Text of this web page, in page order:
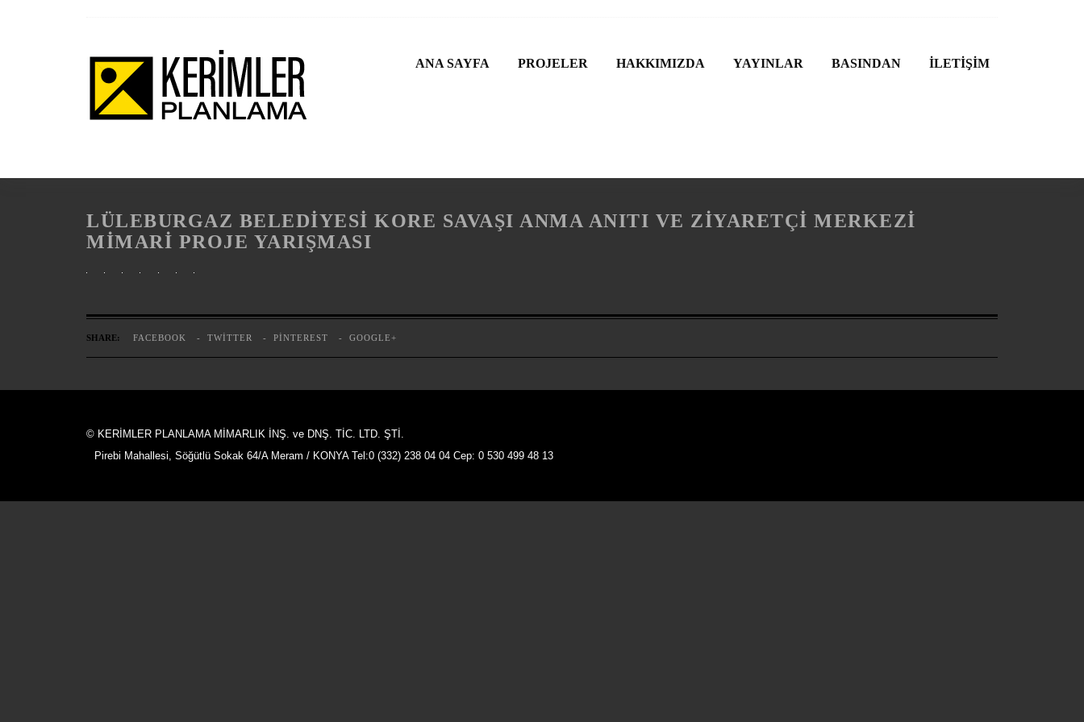
ANA SAYFA PROJELER HAKKIMIZDA YAYINLAR BASINDAN İLETİŞİM
LÜLEBURGAZ BELEDİYESİ KORE SAVAŞI ANMA ANITI VE ZİYARETÇİ MERKEZİ
MİMARİ PROJE YARIŞMASI
SHARE: FACEBOOK TWITTER PINTEREST GOOGLE+
© KERİMLER PLANLAMA MİMARLIK İNŞ. ve DNŞ. TİC. LTD. ŞTİ.
Pirebi Mahallesi, Söğütlü Sokak 64/A Meram / KONYA Tel:0 (332) 238 04 04 Cep: 0 530 499 48 13